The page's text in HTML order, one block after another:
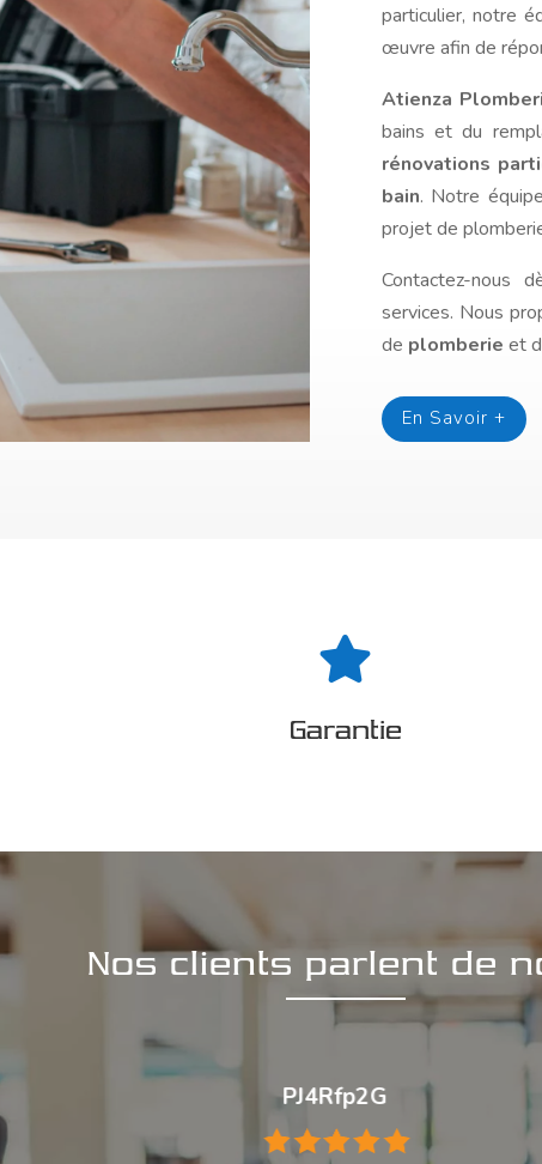
particulier, notre
œuvre afin de
Atienza
bains et du
rénovations
bain. Notre
projet de
Contactez-nous
services. Nous
de plomberie et
En Savoir +

Garantie
Nos clients parlent de
Aurélia Godeau